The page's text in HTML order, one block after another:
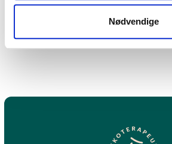
Nødvendige
Psykodynamisk terapi,
Kunstterapi